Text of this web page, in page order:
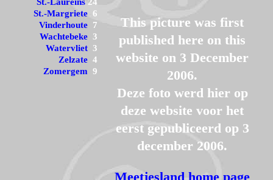
This picture was first
published here on this
website on 3 December
2006.
Deze foto werd hier op
deze website voor het
eerst gepubliceerd op 3
december 2006.
Meetjesland home page
St.-Margriete 6
Vinderhoute 7
Wachtebeke 3
Watervliet 3
Zelzate 4
Zomergem 9